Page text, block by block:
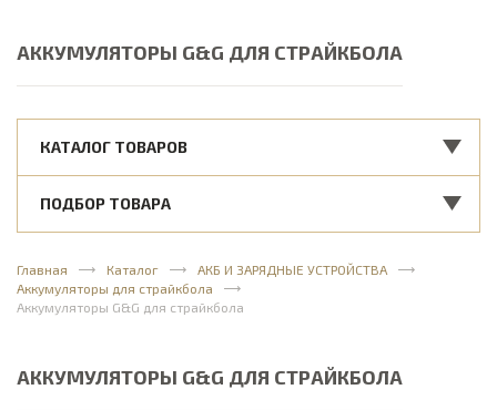
АККУМУЛЯТОРЫ G&G ДЛЯ СТРАЙКБОЛА
КАТАЛОГ ТОВАРОВ
ПОДБОР ТОВАРА
Главная Каталог
АКБ И ЗАРЯДНЫЕ УСТРОЙСТВА
Аккумуляторы для страйкбола
Аккумуляторы G&G для страйкбола
АККУМУЛЯТОРЫ G&G ДЛЯ СТРАЙКБОЛА